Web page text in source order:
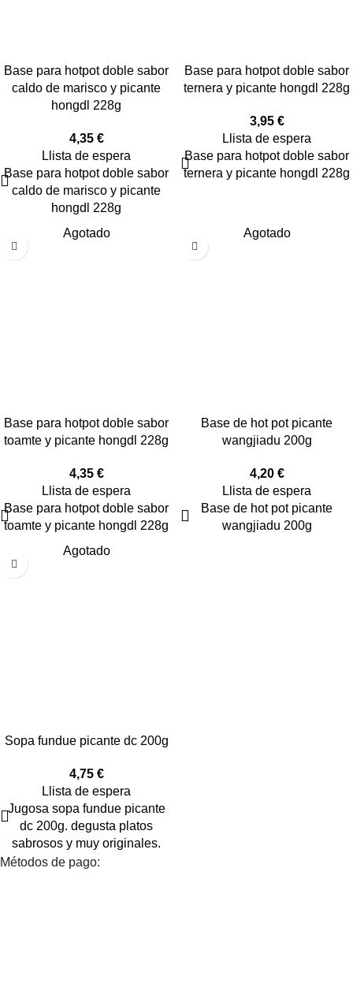
Base para hotpot doble sabor
caldo de marisco y picante
hongdl 228g
4,35 €
Llista de espera
Base para hotpot doble sabor
caldo de marisco y picante
hongdl 228g
Base para hotpot doble sabor
ternera y picante hongdl 228g
3,95 €
Llista de espera
Base para hotpot doble sabor
ternera y picante hongdl 228g
Agotado
Base para hotpot doble sabor
toamte y picante hongdl 228g
4,35 €
Llista de espera
Base para hotpot doble sabor
toamte y picante hongdl 228g
Agotado
Base de hot pot picante
wangjiadu 200g
4,20 €
Llista de espera
Base de hot pot picante
wangjiadu 200g
Agotado
Sopa fundue picante dc 200g
4,75 €
Llista de espera
Jugosa sopa fundue picante
dc 200g. degusta platos
sabrosos y muy originales.
Métodos de pago: